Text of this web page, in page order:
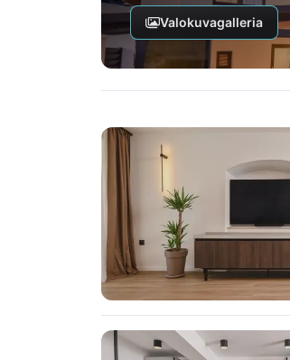
Valokuvagalleria